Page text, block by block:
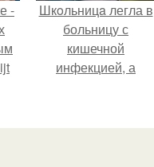
-
Шкoльницa легла в
больницу с
кишечной
инфекцией, а